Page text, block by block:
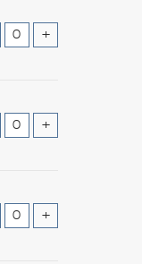
+
+
+